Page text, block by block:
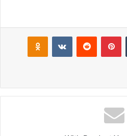
بينتيريست